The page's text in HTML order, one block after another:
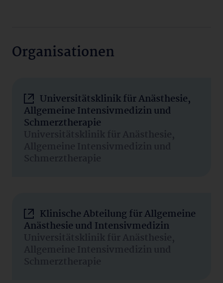
Organisationen
Universitätsklinik für Anästhesie,
Allgemeine Intensivmedizin und
Schmerztherapie
Universitätsklinik für Anästhesie,
Allgemeine Intensivmedizin und
Schmerztherapie
Klinische Abteilung für Allgemeine
Anästhesie und Intensivmedizin
Universitätsklinik für Anästhesie,
Allgemeine Intensivmedizin und
Schmerztherapie